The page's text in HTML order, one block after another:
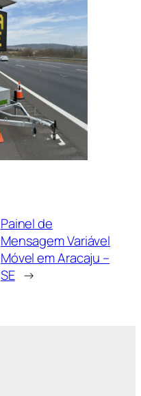
Painel de
Mensagem Variável
Móvel em Aracaju –
SE →